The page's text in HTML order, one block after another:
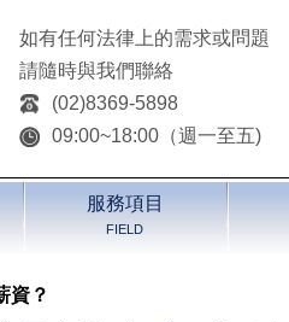
如有任何法律上的需求或問題
請隨時與我們聯絡
(02)8369-5898
09:00~18:00（週一至五)
服務項目
FIELD
資？